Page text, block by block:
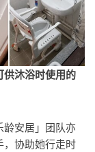
供沐浴时使用的
安居」团队亦
，协助她行走时